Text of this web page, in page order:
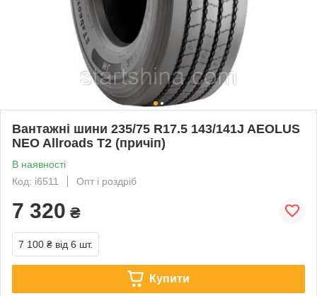
Вантажні шини 235/75 R17.5 143/141J AEOLUS
NEO Allroads T2 (причіп)
В наявності
Код: i6511
Опт і роздріб
7 320 ₴
7 100 ₴ від 6 шт.
Купити